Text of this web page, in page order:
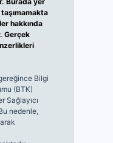
hakkında
Gerçek
Bilgi
(BTK)
Sağlayıcı
nedenle,